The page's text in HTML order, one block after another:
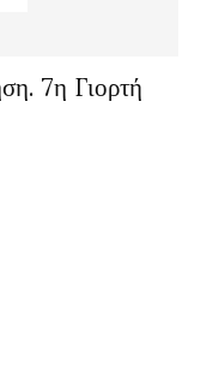
7η Γιορτή